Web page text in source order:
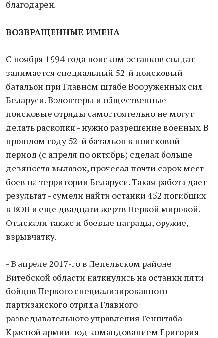
благодарен.
ВОЗВРАЩЕННЫЕ ИМЕНА
С ноября 1994 года поиском останков солдат
занимается специальный 52-й поисковый
батальон при Главном штабе Вооруженных сил
Беларуси. Волонтеры и общественные
поисковые отряды самостоятельно не могут
делать раскопки - нужно разрешение военных. В
прошлом году 52-й батальон в поисковой
период (с апреля по октябрь) сделал больше
девяноста вылазок, прочесал почти сорок мест
боев на территории Беларуси. Такая работа дает
результат - сумели найти останки 452 погибших
в ВОВ и еще двадцати жертв Первой мировой.
Отыскали также и боевые награды, оружие,
взрывчатку.
- В апреле 2017-го в Лепельском районе
Витебской области наткнулись на останки пяти
бойцов Первого специализированного
партизанского отряда Главного
разведывательного управления Генштаба
Красной армии под командованием Григория